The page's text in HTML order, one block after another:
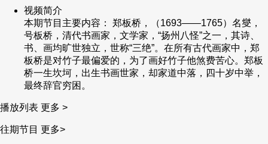
视频简介
本期节目主要内容： 郑板桥，（1693——1765）名燮，
号板桥，清代书画家，文学家，“扬州八怪”之一，其诗、
书、画均旷世独立，世称“三绝”。在所有古代画家中，郑
板桥是对竹子最偏爱的，为了画好竹子他煞费苦心。郑板
桥一生坎坷，出生书画世家，却家道中落，四十岁中举，
最终辞官穷困。
播放列表 更多 >
往期节目 更多>